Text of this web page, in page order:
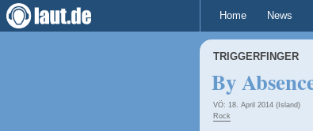
Home News
TRIGGERFINGER
By
VÖ: 18. April 2014 (Island)
Rock